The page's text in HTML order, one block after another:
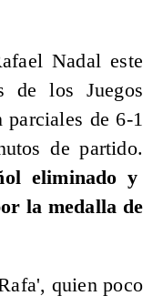
Nadal este
de los Juegos
de 6-1
de partido.
eliminado y
la medalla de
quien poco